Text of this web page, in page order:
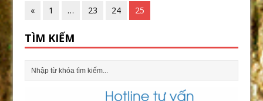
« 1 … 23 24 25
TÌM KIẾM